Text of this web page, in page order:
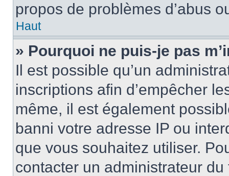
propos de problèmes d’abus
Haut
» Pourquoi ne puis-je pas
Il est possible qu’un
inscriptions afin d’empêcher
même, il est également
banni votre adresse IP ou
que vous souhaitez utiliser.
contacter un administrateur du